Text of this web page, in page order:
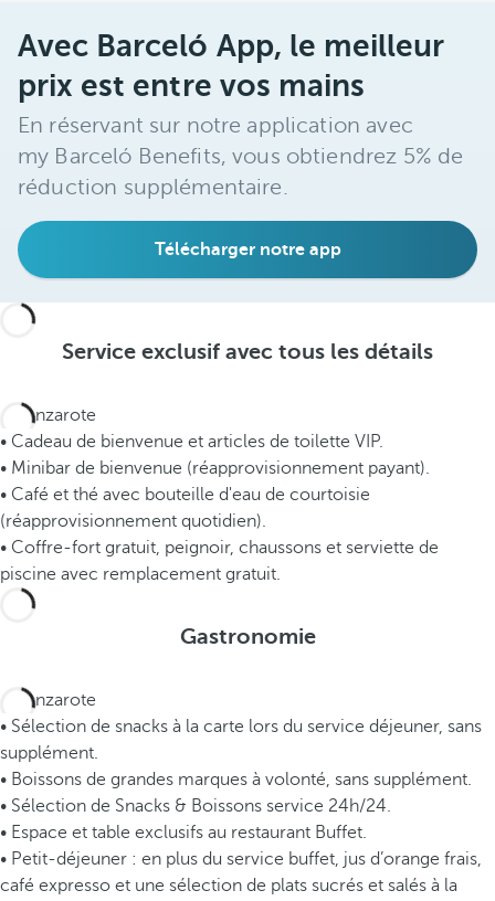
Avec Barceló App, le meilleur
prix est entre vos mains
En réservant sur notre application avec
my Barceló Benefits, vous obtiendrez 5% de
réduction supplémentaire.
Télécharger notre app
Service exclusif avec tous les détails
• Cadeau de bienvenue et articles de toilette VIP.
• Minibar de bienvenue (réapprovisionnement payant).
• Café et thé avec bouteille d'eau de courtoisie
(réapprovisionnement quotidien).
• Coffre-fort gratuit, peignoir, chaussons et serviette de
piscine avec remplacement gratuit.
Gastronomie
• Sélection de snacks à la carte lors du service déjeuner, sans
supplément.
• Boissons de grandes marques à volonté, sans supplément.
• Sélection de Snacks & Boissons service 24h/24.
• Espace et table exclusifs au restaurant Buffet.
• Petit-déjeuner : en plus du service buffet, jus d’orange frais,
café expresso et une sélection de plats sucrés et salés à la